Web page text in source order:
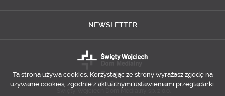
NEWSLETTER
Copyright © 2014-2018
Ta strona używa cookies. Korzystając ze strony wyrażasz zgodę na
używanie cookies, zgodnie z aktualnymi ustawieniami przeglądarki.